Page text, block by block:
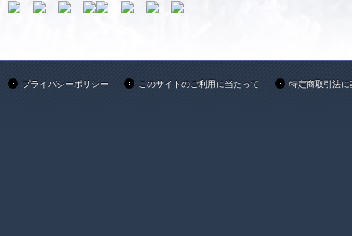
プライバシーポリシー このサイトのご利用に当たって 特定商取引法に